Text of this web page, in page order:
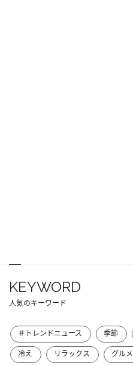
KEYWORD
人気のキーワード
＃トレンドニュース 季節
冷え
リラックス グルメ